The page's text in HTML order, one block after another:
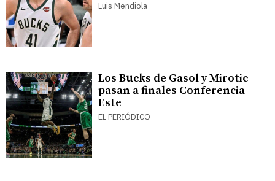
Luis Mendiola
Los Bucks de Gasol y Mirotic
pasan a finales Conferencia
Este
EL PERIÓDICO